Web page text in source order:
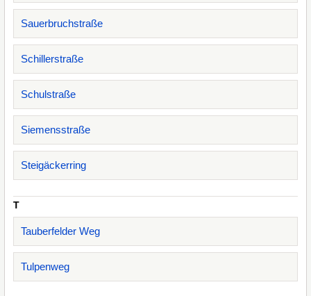
Sauerbruchstraße
Schillerstraße
Schulstraße
Siemensstraße
Steigäckerring
T
Tauberfelder Weg
Tulpenweg